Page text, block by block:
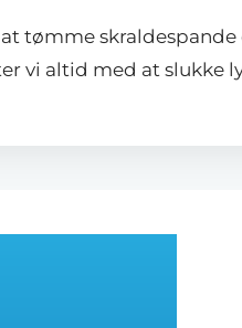
tømme
vi altid med at slukke